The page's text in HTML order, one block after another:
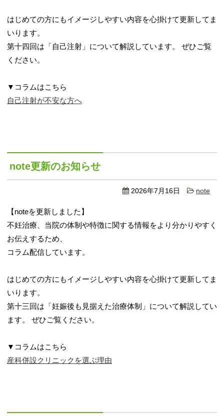
はじめての方にもイメージしやすい内容を心掛けて更新してま
いります。
第十四回は「自己注射」について解説しています。 ぜひご覧
ください。
▼コラムはこちら
自己注射が不安な方へ
note更新のお知らせ
2026年7月16日 note
【noteを更新しました】
不妊治療、当院の体制や特徴に関する情報をより分かりやすく
お伝えするため、
コラム配信しています。
はじめての方にもイメージしやすい内容を心掛けて更新してま
いります。
第十三回は「妊娠後も見据えた治療体制」について解説してい
ます。 ぜひご覧ください。
▼コラムはこちら
産科併設クリニックを選ぶ理由